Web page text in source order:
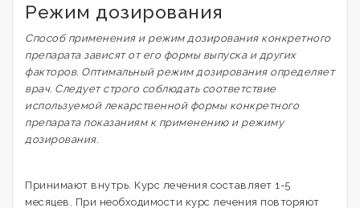
Режим дозирования
Способ применения и режим дозирования конкретного
препарата зависят от его формы выпуска и других
факторов. Оптимальный режим дозирования определяет
врач. Следует строго соблюдать соответствие
используемой лекарственной формы конкретного
препарата показаниям к применению и режиму
дозирования.
Принимают внутрь. Курс лечения составляет 1-5
месяцев. При необходимости курс лечения повторяют